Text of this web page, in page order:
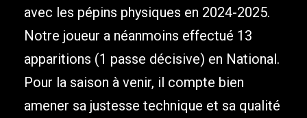
avec les pépins physiques en 2024-2025.
Notre joueur a néanmoins effectué 13
apparitions (1 passe décisive) en National.
Pour la saison à venir, il compte bien
amener sa justesse technique et sa qualité